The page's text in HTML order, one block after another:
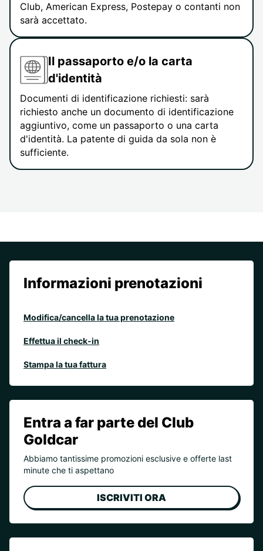
Club, American Express, Postepay o contanti non
sarà accettato.
Il passaporto e/o la carta
d'identità
Documenti di identificazione richiesti: sarà
richiesto anche un documento di identificazione
aggiuntivo, come un passaporto o una carta
d'identità. La patente di guida da sola non è
sufficiente.
Informazioni prenotazioni
Modifica/cancella la tua prenotazione
Effettua il check-in
Stampa la tua fattura
Entra a far parte del Club
Goldcar
Abbiamo tantissime promozioni esclusive e offerte last
minute che ti aspettano
ISCRIVITI ORA